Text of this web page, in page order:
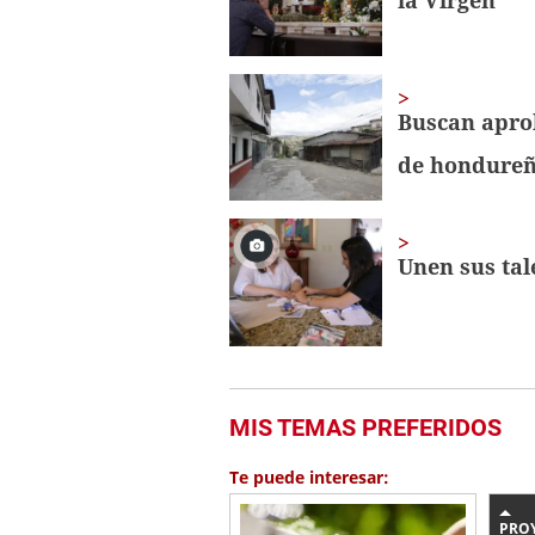
Buscan
de
Unen sus
MIS TEMAS PREFERIDOS
Te puede interesar: